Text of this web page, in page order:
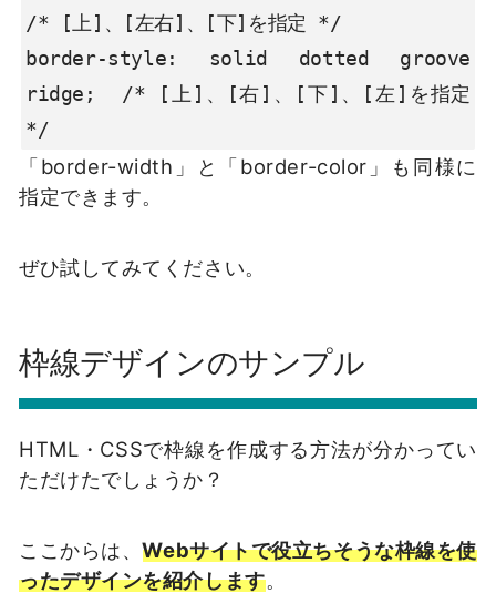
/* [上]、[左右]、[下]を指定 */
border-style: solid dotted groove
ridge;  /* [上]、[右]、[下]、[左]を指定
*/
「border-width」と「border-color」も同様に
指定できます。
ぜひ試してみてください。
枠線デザインのサンプル
HTML・CSSで枠線を作成する方法が分かってい
ただけたでしょうか？
ここからは、Webサイトで役立ちそうな枠線を使
ったデザインを紹介します。